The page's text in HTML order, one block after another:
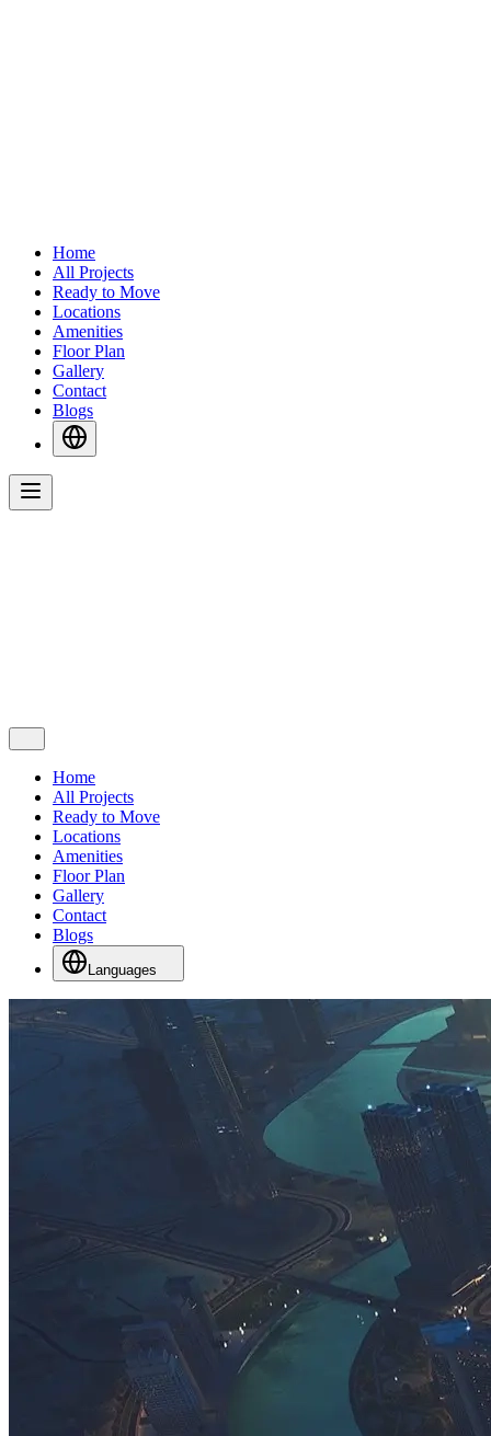
Home
All Projects
Ready to Move
Locations
Amenities
Floor Plan
Gallery
Contact
Blogs
Home
All Projects
Ready to Move
Locations
Amenities
Floor Plan
Gallery
Contact
Blogs
Languages